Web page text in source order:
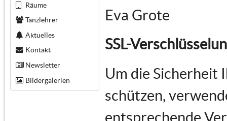
Räume
Tanzlehrer
Aktuelles
Kontakt
Newsletter
Bildergalerien
Eva Grote
SSL-
Um die Sicherheit
schützen,
entsprechende